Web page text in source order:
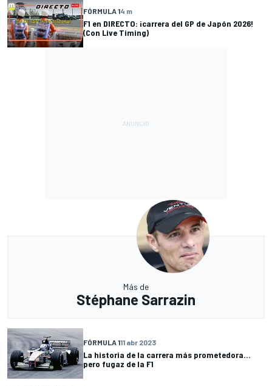
FÓRMULA 14 m
F1 en DIRECTO: ¡carrera del GP de Japón 2026!
(Con Live Timing)
Más de
Stéphane Sarrazin
FÓRMULA 111 abr 2023
La historia de la carrera más prometedora...
pero fugaz de la F1